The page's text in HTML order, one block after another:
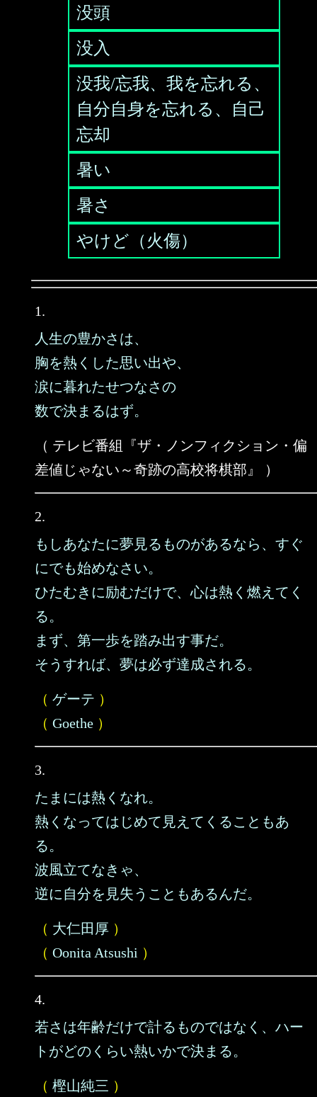
没頭
没入
没我/忘我、我を忘れる、
自分自身を忘れる、自己
忘却
暑い
暑さ
やけど（火傷）
1.
人生の豊かさは、
胸を熱くした思い出や、
涙に暮れたせつなさの
数で決まるはず。
（ テレビ番組『ザ・ノンフィクション・偏
差値じゃない～奇跡の高校将棋部』 ）
2.
もしあなたに夢見るものがあるなら、すぐ
にでも始めなさい。
ひたむきに励むだけで、心は熱く燃えてく
る。
まず、第一歩を踏み出す事だ。
そうすれば、夢は必ず達成される。
（ ゲーテ ）
（ Goethe ）
3.
たまには熱くなれ。
熱くなってはじめて見えてくることもあ
る。
波風立てなきゃ、
逆に自分を見失うこともあるんだ。
（ 大仁田厚 ）
（ Oonita Atsushi ）
4.
若さは年齢だけで計るものではなく、ハー
トがどのくらい熱いかで決まる。
（ 樫山純三 ）